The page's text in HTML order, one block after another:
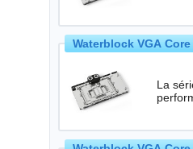
Waterblock VGA
La